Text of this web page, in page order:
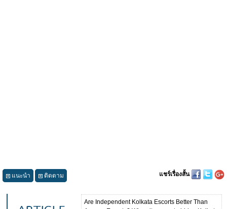
แนะนำ ติดตาม แชร์เรื่องสั้น
Are Independent Kolkata Escorts Better Than